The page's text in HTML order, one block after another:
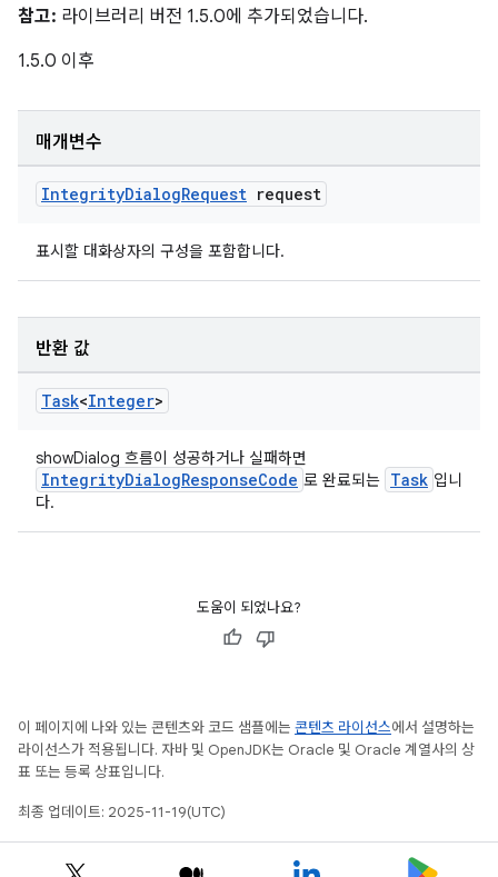
참고: 라이브러리 버전 1.5.0에 추가되었습니다.
1.5.0 이후
매개변수
IntegrityDialogRequest request
표시할 대화상자의 구성을 포함합니다.
반환 값
Task<Integer>
showDialog 흐름이 성공하거나 실패하면
IntegrityDialogResponseCode 로 완료되는 Task 입니
다.
도움이 되었나요?
이 페이지에 나와 있는 콘텐츠와 코드 샘플에는 콘텐츠 라이선스에서 설명하는
라이선스가 적용됩니다. 자바 및 OpenJDK는 Oracle 및 Oracle 계열사의 상
표 또는 등록 상표입니다.
최종 업데이트: 2025-11-19(UTC)